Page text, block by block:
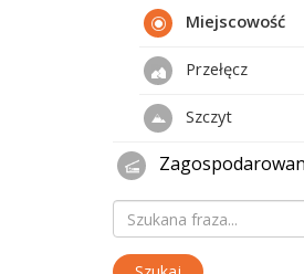
Miejscowość
Przełęcz
Szczyt